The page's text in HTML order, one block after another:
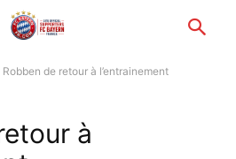
Robben de retour à l’entrainement
à